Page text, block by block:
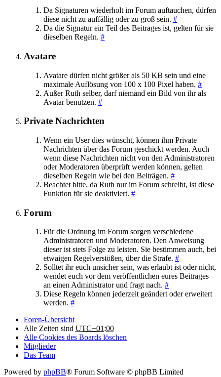
Da Signaturen wiederholt im Forum auftauchen, dürfen
diese nicht zu auffällig oder zu groß sein. #
Da die Signatur ein Teil des Beitrages ist, gelten für sie
dieselben Regeln. #
Avatare
Avatare dürfen nicht größer als 50 KB sein und eine
maximale Auflösung von 100 x 100 Pixel haben. #
Außer Ruth selber, darf niemand ein Bild von ihr als
Avatar benutzen. #
Private Nachrichten
Wenn ein User dies wünscht, können ihm Private
Nachrichten über das Forum geschickt werden. Auch
wenn diese Nachrichten nicht von den Administratoren
oder Moderatoren überprüft werden können, gelten
dieselben Regeln wie bei den Beiträgen. #
Beachtet bitte, da Ruth nur im Forum schreibt, ist diese
Funktion für sie deaktiviert. #
Forum
Für die Ordnung im Forum sorgen verschiedene
Administratoren und Moderatoren. Den Anweisung
dieser ist stets Folge zu leisten. Sie bestimmen auch, bei
etwaigen Regelverstößen, über die Strafe. #
Solltet ihr euch unsicher sein, was erlaubt ist oder nicht,
wendet euch vor dem veröffentlichen eures Beitrages
an einen Administrator und fragt nach. #
Diese Regeln können jederzeit geändert oder erweitert
werden. #
Foren-Übersicht
Alle Zeiten sind UTC+01:00
Alle Cookies des Boards löschen
Mitglieder
Das Team
Powered by phpBB® Forum Software © phpBB Limited